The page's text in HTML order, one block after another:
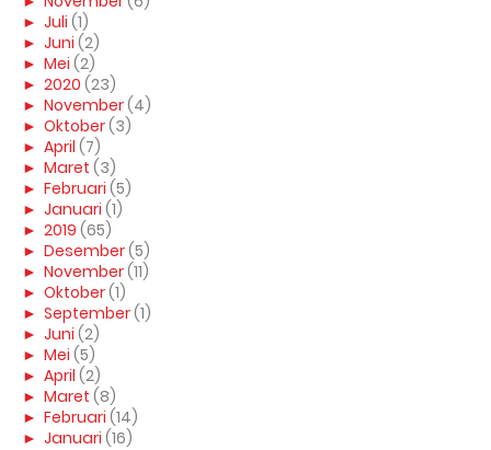
► Juli (1)
► Juni (2)
► Mei (2)
► 2020 (23)
► November(4)
► Oktober(3)
► April (7)
► Maret (3)
► Februari (5)
► Januari (1)
► 2019 (65)
► Desember(5)
► November(11)
► Oktober(1)
► September(1)
► Juni (2)
► Mei (5)
► April (2)
► Maret (8)
► Februari (14)
► Januari (16)